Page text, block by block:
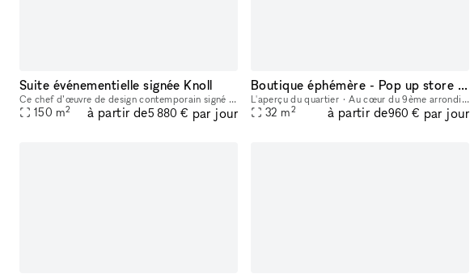
Suite événementielle signée Knoll
Ce chef d’œuvre de design contemporain signé Knoll s’élève élégamment au-dessus des jardins de la place des Vosges. Une belle enfilade lumineuse et épurée, disponible à la privatisation. L’espace sin
150 m2 à partir de5 880 € par jour
Boutique éphémère - Pop up store - rue des Martyrs (9ème)
L'aperçu du quartier • Au cœur du 9ème arrondissement sur le meilleur trottoir de la rue des Martyrs • Emplacement disposant d'un fort trafic toute la semaine et le we, attirant beaucoup des visite
32 m2 à partir de960 € par jour